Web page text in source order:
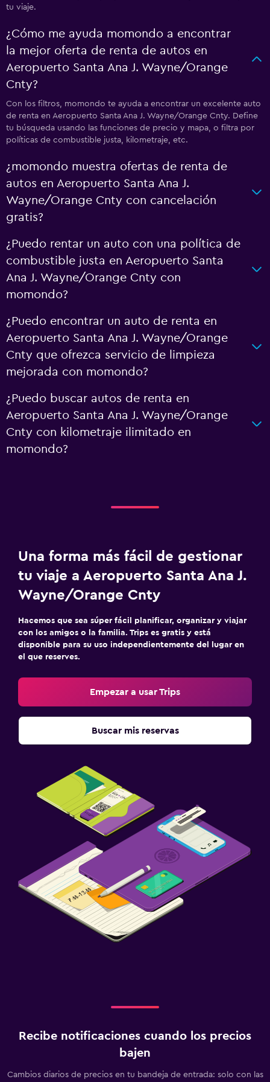
tu viaje.
¿Cómo me ayuda momondo a encontrar
la mejor oferta de renta de autos en
Aeropuerto Santa Ana J. Wayne/Orange
Cnty?
Con los filtros, momondo te ayuda a encontrar un excelente auto
de renta en Aeropuerto Santa Ana J. Wayne/Orange Cnty. Define
tu búsqueda usando las funciones de precio y mapa, o filtra por
políticas de combustible justa, kilometraje, etc.
¿momondo muestra ofertas de renta de
autos en Aeropuerto Santa Ana J.
Wayne/Orange Cnty con cancelación
gratis?
¿Puedo rentar un auto con una política de
combustible justa en Aeropuerto Santa
Ana J. Wayne/Orange Cnty con
momondo?
¿Puedo encontrar un auto de renta en
Aeropuerto Santa Ana J. Wayne/Orange
Cnty que ofrezca servicio de limpieza
mejorada con momondo?
¿Puedo buscar autos de renta en
Aeropuerto Santa Ana J. Wayne/Orange
Cnty con kilometraje ilimitado en
momondo?
Una forma más fácil de gestionar
tu viaje a Aeropuerto Santa Ana J.
Wayne/Orange Cnty
Hacemos que sea súper fácil planificar, organizar y viajar
con los amigos o la familia. Trips es gratis y está
disponible para su uso independientemente del lugar en
el que reserves.
Empezar a usar Trips
Buscar mis reservas
Recibe notificaciones cuando los precios
bajen
Cambios diarios de precios en tu bandeja de entrada: solo con las